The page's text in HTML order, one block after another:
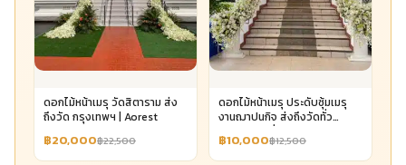
ดอกไม้หน้าเมรุ วัดสิตาราม ส่ง
ถึงวัด กรุงเทพฯ | Aorest
฿20,000฿22,500
ดอกไม้หน้าเมรุ ประดับซุ้มเมรุ
งานฌาปนกิจ ส่งถึงวัดทั่ว
กรุงเทพฯ เริ่ม 10,000 | Aorest
฿10,000฿12,500